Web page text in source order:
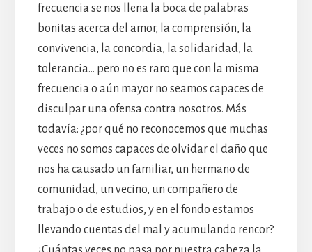
frecuencia se nos llena la boca de palabras
bonitas acerca del amor, la comprensión, la
convivencia, la concordia, la solidaridad, la
tolerancia… pero no es raro que con la misma
frecuencia o aún mayor no seamos capaces de
disculpar una ofensa contra nosotros. Más
todavía: ¿por qué no reconocemos que muchas
veces no somos capaces de olvidar el daño que
nos ha causado un familiar, un hermano de
comunidad, un vecino, un compañero de
trabajo o de estudios, y en el fondo estamos
llevando cuentas del mal y acumulando rencor?